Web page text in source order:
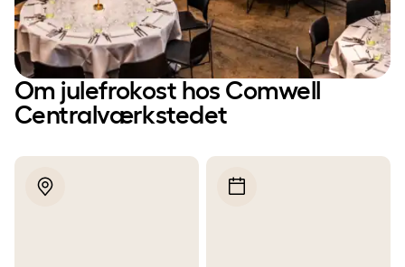
Om julefrokost hos Comwell
Centralværkstedet